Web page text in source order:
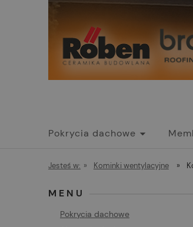
Pokrycia dachowe
Promocje
Jesteś w: » Kominki wentylacyjne »
MENU
Pokrycia dachowe